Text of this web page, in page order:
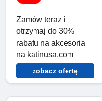
Zamów teraz i
otrzymaj do 30%
rabatu na akcesoria
na katinusa.com
zobacz ofertę